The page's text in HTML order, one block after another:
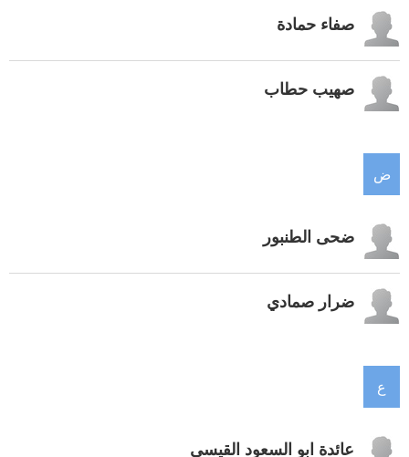
صفاء حمادة
صهيب حطاب
ض
ضحى الطنبور
ضرار صمادي
ع
عائدة ابو السعود القيسي